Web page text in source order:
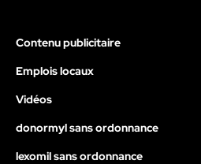
Contenu publicitaire
Emplois locaux
Vidéos
donormyl sans ordonnance
lexomil sans ordonnance